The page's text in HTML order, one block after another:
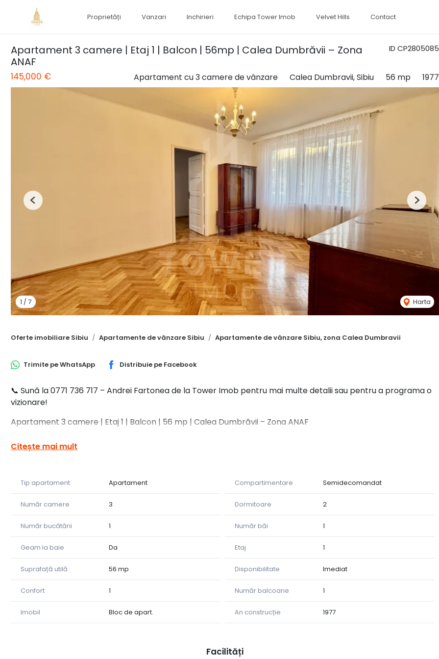
Proprietăți Vanzari Inchirieri Echipa Tower Imob Velvet Hills Contact
ID CP2805085
Apartament 3 camere | Etaj 1 | Balcon | 56mp | Calea Dumbrăvii – Zona
ANAF
145,000 € Apartament cu 3 camere de vânzare Calea Dumbravii, Sibiu 56 mp 1977
1 /7 Harta
Previous Next
Oferte imobiliare Sibiu Apartamente de vânzare Sibiu Apartamente de vânzare Sibiu, zona Calea Dumbravii
Trimite peWhatsApp Distribuie pe Facebook
📞 Sună la 0771 736 717 – Andrei Fartonea de la Tower Imob pentru mai multe detalii sau pentru a programa o
vizionare!
Apartament 3 camere | Etaj 1 | Balcon | 56 mp | Calea Dumbrăvii – Zona ANAF
Tower Imob vă propune spre vânzare un apartament de 3 camere amplasat într-una dintre cele mai căutate
zone din Sibiu – Calea Dumbrăvii, chiar lângă ANAF, o locație ideală atât pentru locuință proprie, cât și pentru
🏠 Detalii generale:
Suprafață utilă: 56 mp
Suprafață totală: 59 mp
Etaj: 1 / 4
Compartimentare: semidecomandat
📐 Compartimentare inteligentă:
Hol de acces generos
Citește mai mult
Tip apartament Apartament Compartimentare Semidecomandat
Număr camere 3 Dormitoare 2
Număr bucătării 1 Număr băi 1
Geam la baie Da Etaj 1
Suprafață utilă 56 mp Disponibilitate Imediat
Confort 1 Număr balcoane 1
Imobil Bloc de apart. An construcție 1977
Facilități